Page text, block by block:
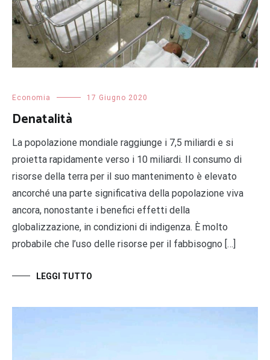
Economia 17 Giugno 2020
Denatalità
La popolazione mondiale raggiunge i 7,5 miliardi e si
proietta rapidamente verso i 10 miliardi. Il consumo di
risorse della terra per il suo mantenimento è elevato
ancorché una parte significativa della popolazione viva
ancora, nonostante i benefici effetti della
globalizzazione, in condizioni di indigenza. È molto
probabile che l’uso delle risorse per il fabbisogno […]
LEGGI TUTTO